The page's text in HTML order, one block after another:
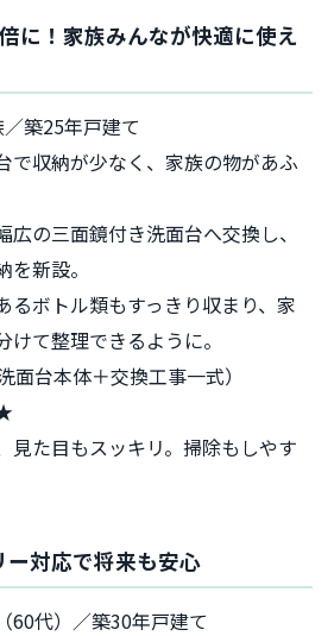
に！家族みんなが快適に使え
／築25年戸建て
で収納が少なく、家族の物があふ
広の三面鏡付き洗面台へ交換し、
新設。
るボトル類もすっきり収まり、家
て整理できるように。
面台本体＋交換工事一式）
見た目もスッキリ。掃除もしやす
対応で将来も安心
60代）／築30年戸建て